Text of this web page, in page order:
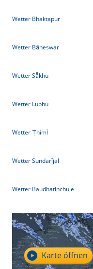
Wetter Bhaktapur
Wetter Bāneswar
Wetter Sā̃khu
Wetter Lubhu
Wetter Ṭhimi̇̄
Wetter Sundari̇̄jal
Wetter Baudhatinchule
Karte öffnen